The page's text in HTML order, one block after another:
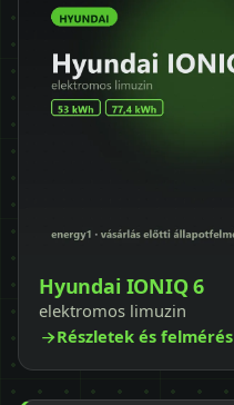
Hyundai IONIQ 6
elektromos limuzin
Részletek és felmérés